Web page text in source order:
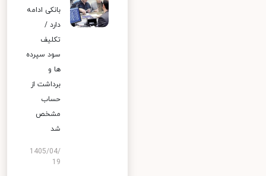
بانکی ادامه
دارد /
تکلیف
سود سپرده
ها و
برداشت از
حساب
مشخص
شد
1405/04/
19